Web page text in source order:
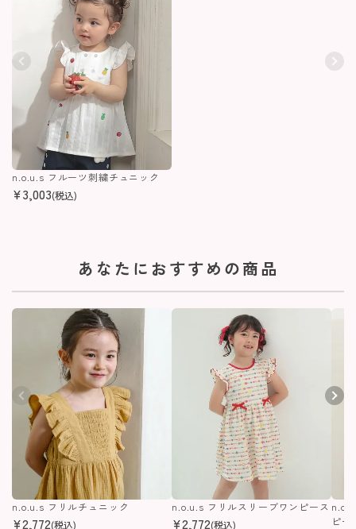
n.o.u.s フルーツ刺繍チュニック
¥3,003(税込)
あなたにおすすめの商品
n.o.u.s フリルチュニック
¥2,772(税込)
n.o.u.s フリルスリーブワンピース
¥2,772(税込)
ピー